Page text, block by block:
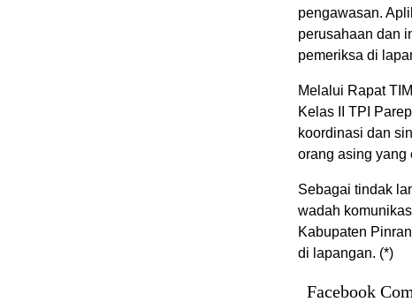
pengawasan.
perusahaan dan
pemeriksa di
Melalui Rapat
Kelas II TPI
koordinasi dan
orang asing yang
Sebagai tindak
wadah
Kabupaten
di lapangan. (*)
Facebook